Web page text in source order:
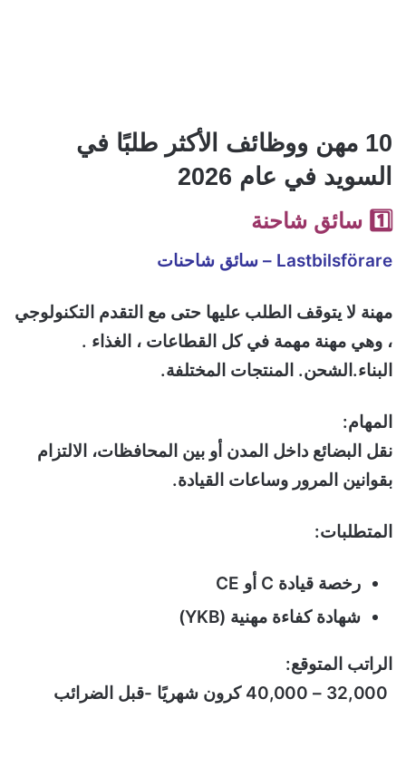
10 مهن ووظائف الأكثر طلبًا في
السويد في عام 2026
1️⃣ سائق شاحنة
Lastbilsförare – سائق شاحنات
مهنة لا يتوقف الطلب عليها حتى مع التقدم التكنولوجي
، وهي مهنة مهمة في كل القطاعات ، الغذاء .
البناء.الشحن. المنتجات المختلفة.
المهام:
نقل البضائع داخل المدن أو بين المحافظات، الالتزام
بقوانين المرور وساعات القيادة.
المتطلبات:
رخصة قيادة C أو CE
شهادة كفاءة مهنية (YKB)
الراتب المتوقع: